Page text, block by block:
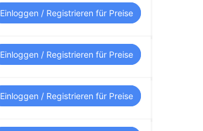
Einloggen / Registrieren für Preise
Einloggen / Registrieren für Preise
Einloggen / Registrieren für Preise